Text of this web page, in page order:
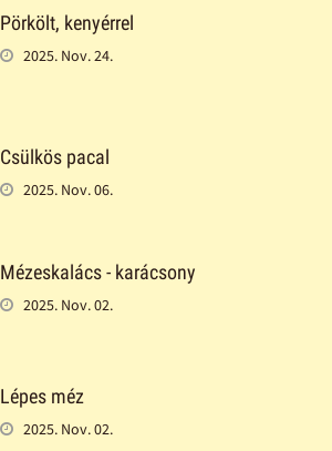
Pörkölt, kenyérrel
2025. Nov. 24.
Csülkös pacal
2025. Nov. 06.
Mézeskalács - karácsony
2025. Nov. 02.
Lépes méz
2025. Nov. 02.